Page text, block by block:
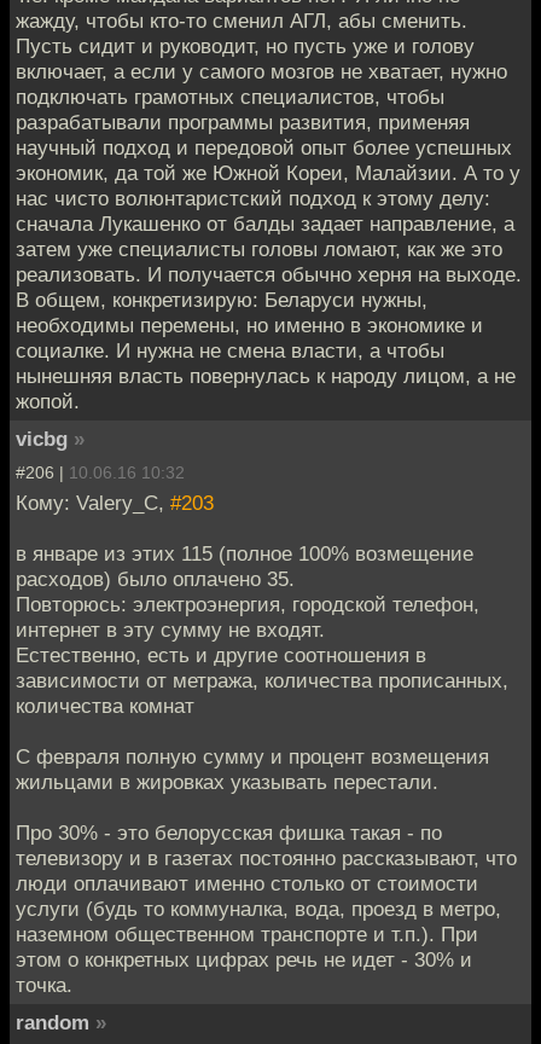
жажду, чтобы кто-то сменил АГЛ, абы сменить.
Пусть сидит и руководит, но пусть уже и голову
включает, а если у самого мозгов не хватает, нужно
подключать грамотных специалистов, чтобы
разрабатывали программы развития, применяя
научный подход и передовой опыт более успешных
экономик, да той же Южной Кореи, Малайзии. А то у
нас чисто волюнтаристский подход к этому делу:
сначала Лукашенко от балды задает направление, а
затем уже специалисты головы ломают, как же это
реализовать. И получается обычно херня на выходе.
В общем, конкретизирую: Беларуси нужны,
необходимы перемены, но именно в экономике и
социалке. И нужна не смена власти, а чтобы
нынешняя власть повернулась к народу лицом, а не
жопой.
vicbg »
#206 | 10.06.16 10:32
Кому: Valery_C, #203
в январе из этих 115 (полное 100% возмещение
расходов) было оплачено 35.
Повторюсь: электроэнергия, городской телефон,
интернет в эту сумму не входят.
Естественно, есть и другие соотношения в
зависимости от метража, количества прописанных,
количества комнат
С февраля полную сумму и процент возмещения
жильцами в жировках указывать перестали.
Про 30% - это белорусская фишка такая - по
телевизору и в газетах постоянно рассказывают, что
люди оплачивают именно столько от стоимости
услуги (будь то коммуналка, вода, проезд в метро,
наземном общественном транспорте и т.п.). При
этом о конкретных цифрах речь не идет - 30% и
точка.
random »